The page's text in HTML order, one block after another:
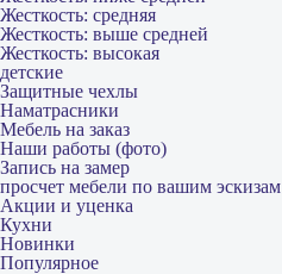
Жесткость: средняя
Жесткость: выше средней
Жесткость: высокая
детские
Защитные чехлы
Наматрасники
Мебель на заказ
Наши работы (фото)
Запись на замер
просчет мебели по вашим эскизам
Акции и уценка
Кухни
Новинки
Популярное